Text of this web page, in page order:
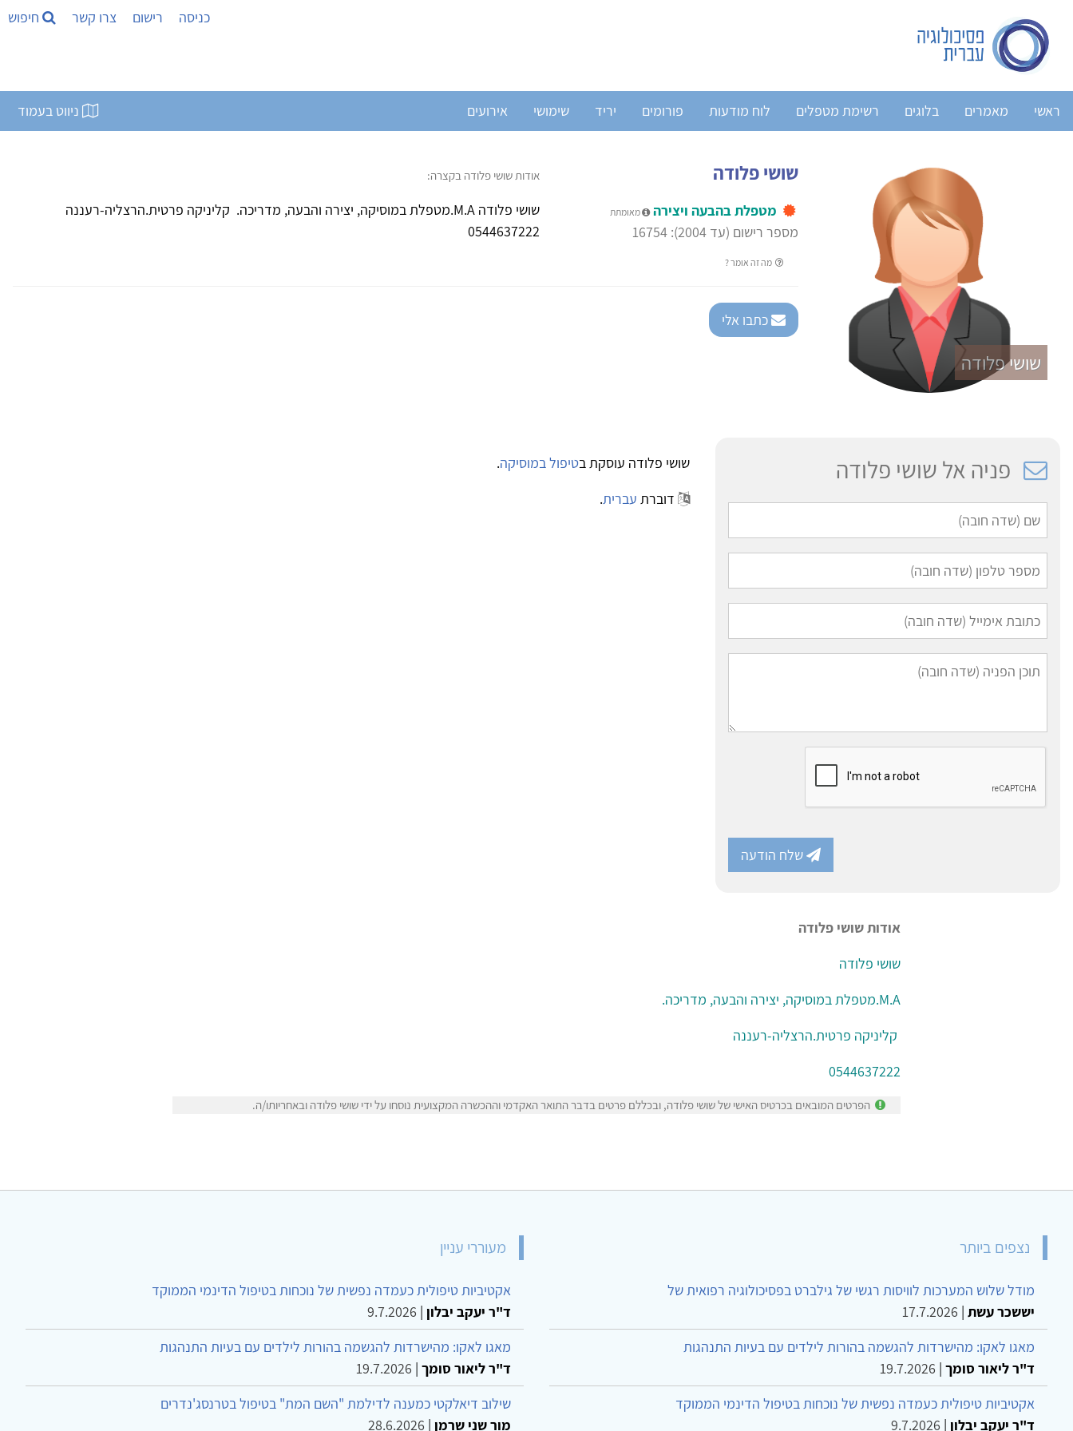
כניסה רישום צרו קשר חיפוש
ראשי מאמרים בלוגים רשימת מטפלים לוח מודעות פורומים יריד שימושי אירועים ניווט בעמוד
שושי פלודה
שושי פלודה
מטפלת בהבעה ויצירה מאומתת
מספר רישום (עד 2004): 16754
מה זה אומר ?
אודות שושי פלודה בקצרה:
שושי פלודה M.A.מטפלת במוסיקה, יצירה והבעה, מדריכה. קליניקה פרטית.הרצליה-רעננה
0544637222
כתבו אלי
פניה אל שושי פלודה
שלח הודעה
שושי פלודה עוסקת בטיפול במוסיקה.
דוברת עברית.
אודות שושי פלודה
שושי פלודה
M.A.מטפלת במוסיקה, יצירה והבעה, מדריכה.
קליניקה פרטית.הרצליה-רעננה
0544637222
הפרטים המובאים בכרטיס האישי של שושי פלודה, ובכללם פרטים בדבר התואר האקדמי וההכשרה המקצועית נוסחו על ידי שושי פלודה ובאחריותו/ה.
נצפים ביותר
מודל שלוש המערכות לוויסות רגשי של גילברט בפסיכולוגיה רפואית של
יששכר עשת |
17.7.2026
מאגו לאקו: מהישרדות להגשמה בהורות לילדים עם בעיות התנהגות
ד"ר ליאור סומך |
19.7.2026
אקטיביות טיפולית כעמדה נפשית של נוכחות בטיפול הדינמי הממוקד
ד"ר יעקב יבלון |
9.7.2026
מעוררי עניין
אקטיביות טיפולית כעמדה נפשית של נוכחות בטיפול הדינמי הממוקד
ד"ר יעקב יבלון |
9.7.2026
מאגו לאקו: מהישרדות להגשמה בהורות לילדים עם בעיות התנהגות
ד"ר ליאור סומך |
19.7.2026
שילוב דיאלקטי כמענה לדילמת "השם המת" בטיפול בטרנסג'נדרים
מור שני שרמן |
28.6.2026